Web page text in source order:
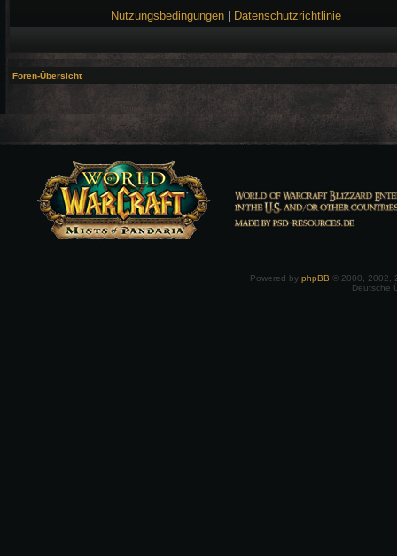
Nutzungsbedingungen
Datenschutzrichtlinie
Foren-Übersicht
Powered by phpBB © 2000, 2002,
Deutsche